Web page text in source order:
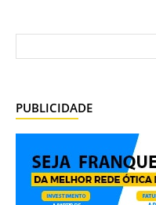
PUBLICIDADE